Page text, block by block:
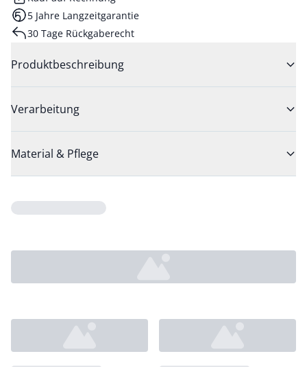
5 Jahre Langzeitgarantie
30 Tage Rückgaberecht
Produktbeschreibung
Verarbeitung
Material & Pflege